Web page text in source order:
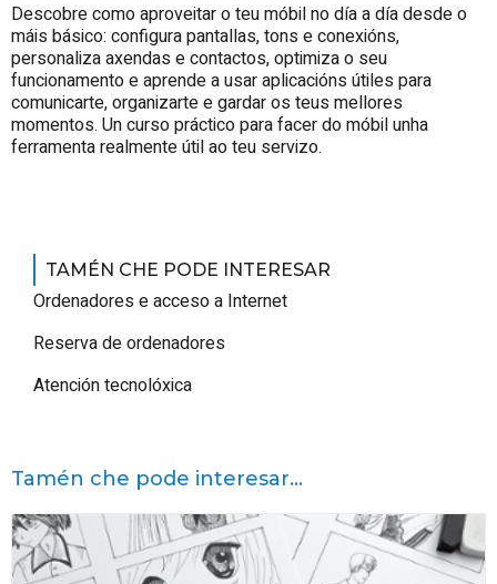
Descobre como aproveitar o teu móbil no día a día desde o
máis básico: configura pantallas, tons e conexións,
personaliza axendas e contactos, optimiza o seu
funcionamento e aprende a usar aplicacións útiles para
comunicarte, organizarte e gardar os teus mellores
momentos. Un curso práctico para facer do móbil unha
ferramenta realmente útil ao teu servizo.
TAMÉN CHE PODE INTERESAR
Ordenadores e acceso a Internet
Reserva de ordenadores
Atención tecnolóxica
Tamén che pode interesar...